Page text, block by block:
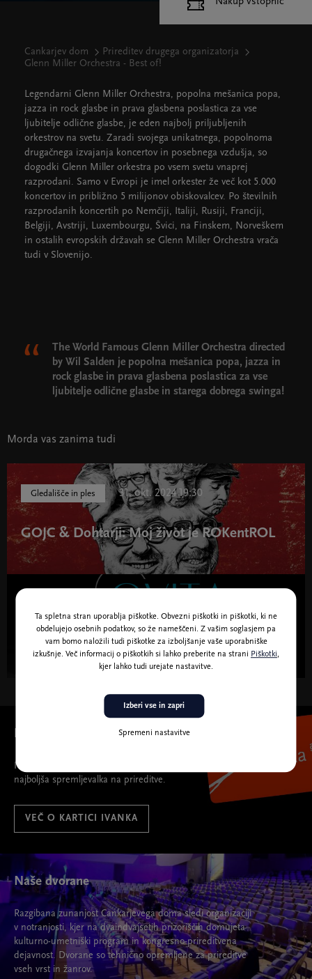
Cankarjev dom
Prireditev drugega organizatorja
Glenn Miller Orchestra - Best of!
Legendarni Glenn Miller Orchestra, popolna mešanica popa,
jazza in rock glasbe in prava glasbena poslastica za vse
ljubitelje odlične glasbe, je eden najbolj priljubljenih
orkestrov na svetu. Zaradi svojega unikatnega, popolnoma
drugačnega izvajanja koncertov in posebnega vzdušja, so
dogodki Glenn Miller orkestra po vsem svetu vnaprej
razprodani. Samo v Evropi je imel orkester že več kot 5.000
koncertov in približno 5 milijonov obiskovalcev. Po številnih
razprodanih koncertih po Nemčiji, Italiji, Rusiji, Franciji,
Belgiji, Avstriji, Luxembourgu, Švici, na Finskem, Norveškem
in ostalih evropskih državah se Glenn Miller Orchestra vrača
tudi v Slovenijo.
The World Famous Glenn Miller Orchestra directed
by Wil Salden je popolna mešanica popa, jazza in
rock glasbe in prava glasbena poslastica za vse
ljubitelje odlične glasbe in starega dobrega swinga!
Morda vas zanima tudi
Gledališče in ples 31. okt. 2024 19:30
GOJC & Dohtarji: Moj živòt je ROKentROL
Dobrodelni koncert OVITA zanjo
Ivanka
Ivanka
najboljša spremljevalka na prireditve.
VEČ O KARTICI IVANKA
Naše dvorane
Razgibana zunanjost Cankarjevega doma sledi organizaciji
v notranjosti, kjer na dvaindvajsetih prizoriščih domujeta
kulturno-umetniški program in kongresno-prireditvena
dejavnost. Dvorane so tehnično opremljene za prireditve
vseh vrst in žanrov.
Ta spletna stran uporablja piškotke. Obvezni piškotki in piškotki, ki ne
obdelujejo osebnih podatkov, so že nameščeni. Z vašim soglasjem pa
vam bomo naložili tudi piškotke za izboljšanje vaše uporabniške
izkušnje. Več informacij o piškotkih si lahko preberite na strani Piškotki,
kjer lahko tudi urejate nastavitve.
Spremeni nastavitve
Izberi vse in zapri